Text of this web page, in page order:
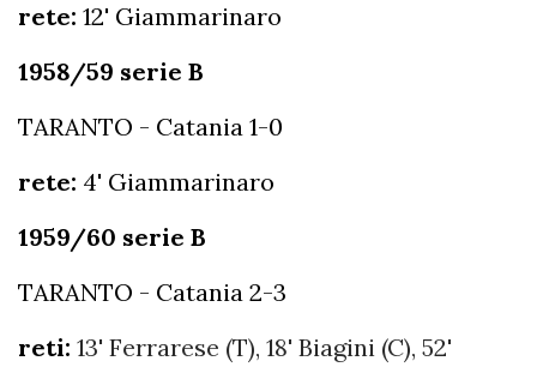
rete: 12' Giammarinaro
1958/59 serie B
TARANTO - Catania 1-0
rete: 4' Giammarinaro
1959/60 serie B
TARANTO - Catania 2-3
reti: 13' Ferrarese (T), 18' Biagini (C), 52'